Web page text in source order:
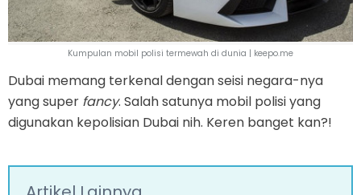
Kumpulan mobil polisi termewah di dunia | keepo.me
Dubai memang terkenal dengan seisi negara-nya
yang super fancy. Salah satunya mobil polisi yang
digunakan kepolisian Dubai nih. Keren banget kan?!